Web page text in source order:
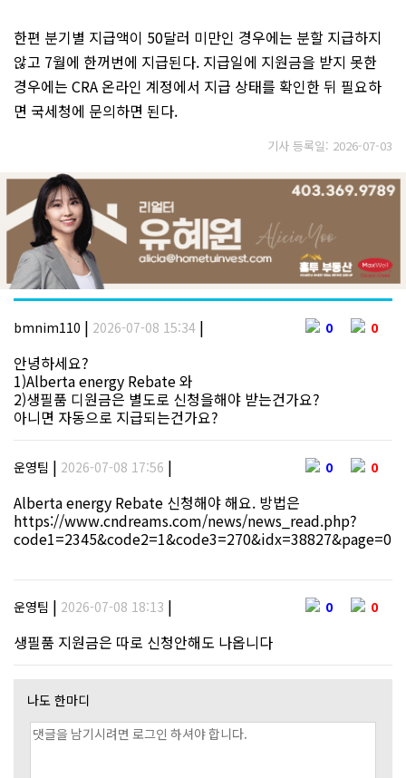
한편 분기별 지급액이 50달러 미만인 경우에는 분할 지급하지
않고 7월에 한꺼번에 지급된다. 지급일에 지원금을 받지 못한
경우에는 CRA 온라인 계정에서 지급 상태를 확인한 뒤 필요하
면 국세청에 문의하면 된다.
기사 등록일: 2026-07-03
bmnim110 | 2026-07-08 15:34 | 0 0
안녕하세요?
1)Alberta energy Rebate 와
2)생필품 디원금은 별도로 신청을해야 받는건가요?
아니면 자동으로 지급되는건가요?
운영팀 | 2026-07-08 17:56 | 0 0
Alberta energy Rebate 신청해야 해요. 방법은
https://www.cndreams.com/news/news_read.php?
code1=2345&code2=1&code3=270&idx=38827&page=0
운영팀 | 2026-07-08 18:13 | 0 0
생필품 지원금은 따로 신청안해도 나옵니다
나도 한마디